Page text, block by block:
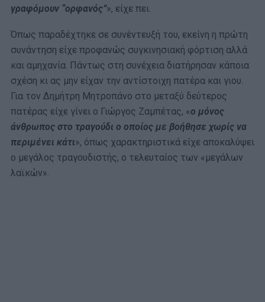
γραφόμουν “ορφανός”», είχε πει.
Όπως παραδέχτηκε σε συνέντευξή του, εκείνη η πρώτη
συνάντηση είχε προφανώς συγκινησιακή φόρτιση αλλά
και αμηχανία. Πάντως στη συνέχεια διατήρησαν κάποια
σχέση κι ας μην είχαν την αντίστοιχη πατέρα και γιου.
Για τον Δημήτρη Μητροπάνο στο μεταξύ δεύτερος
πατέρας είχε γίνει ο Γιώργος Ζαμπέτας, «ο μόνος
άνθρωπος στο τραγούδι ο οποίος με βοήθησε χωρίς να
περιμένει κάτι», όπως χαρακτηριστικά είχε αποκαλύψει
ο μεγάλος τραγουδιστής, ο τελευταίος των «μεγάλων
λαϊκών».